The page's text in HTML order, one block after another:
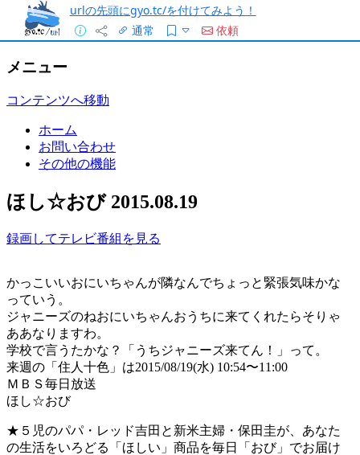
urlの先頭にgyo.tc/を付けてみよう！
通常
依頼